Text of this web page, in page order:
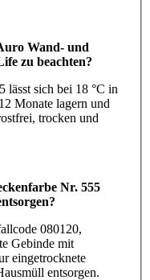
Wand- und
zu beachten?
lässt sich bei 18 °C in
Monate lagern und
trocken und
Nr. 555
080120,
Gebinde mit
eingetrocknete
entsorgen.